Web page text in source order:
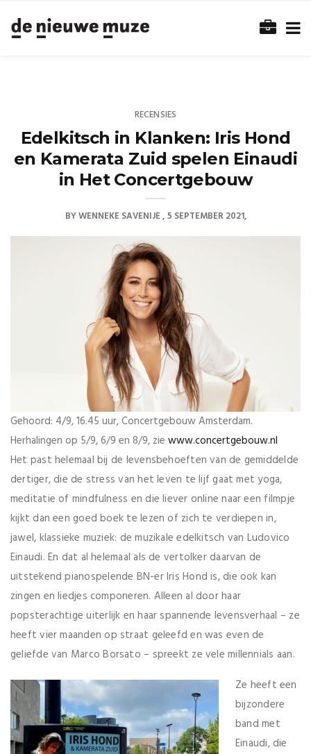
RECENSIES
Edelkitsch in Klanken: Iris Hond
en Kamerata Zuid spelen Einaudi
in Het Concertgebouw
BYWENNEKE SAVENIJE 5 SEPTEMBER 2021
Gehoord: 4/9, 16.45 uur, Concertgebouw Amsterdam.
Herhalingen op 5/9, 6/9 en 8/9, zie www.concertgebouw.nl
Het past helemaal bij de levensbehoeften van de gemiddelde
dertiger, die de stress van het leven te lijf gaat met yoga,
meditatie of mindfulness en die liever online naar een filmpje
kijkt dan een goed boek te lezen of zich te verdiepen in,
jawel, klassieke muziek: de muzikale edelkitsch van Ludovico
Einaudi. En dat al helemaal als de vertolker daarvan de
uitstekend pianospelende BN-er Iris Hond is, die ook kan
zingen en liedjes componeren. Alleen al door haar
popsterachtige uiterlijk en haar spannende levensverhaal – ze
heeft vier maanden op straat geleefd en was even de
geliefde van Marco Borsato – spreekt ze vele millennials aan.
Ze heeft een
bijzondere
band met
Einaudi, die